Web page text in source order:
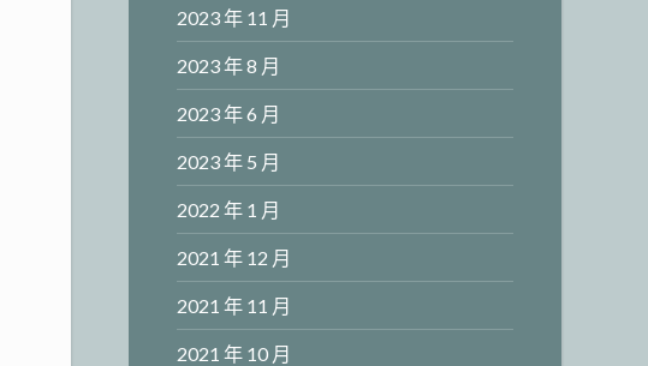
2023 年 11 月
2023 年 8 月
2023 年 6 月
2023 年 5 月
2022 年 1 月
2021 年 12 月
2021 年 11 月
2021 年 10 月